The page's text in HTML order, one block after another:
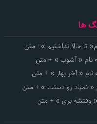
ها
تا حالا نداشتیم »+ متن
نام « آشوب » + متن
« آخر بهار » + متن
« نمیاد رو دستت » + متن
وقتشه بری » + متن